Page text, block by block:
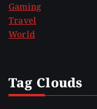
Gaming
Travel
World
Tag Clouds